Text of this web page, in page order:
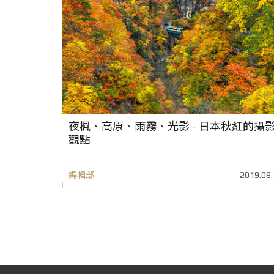
夜楓、高原、雨霧、光影 - 日本秋紅的攝
觀點
編輯部